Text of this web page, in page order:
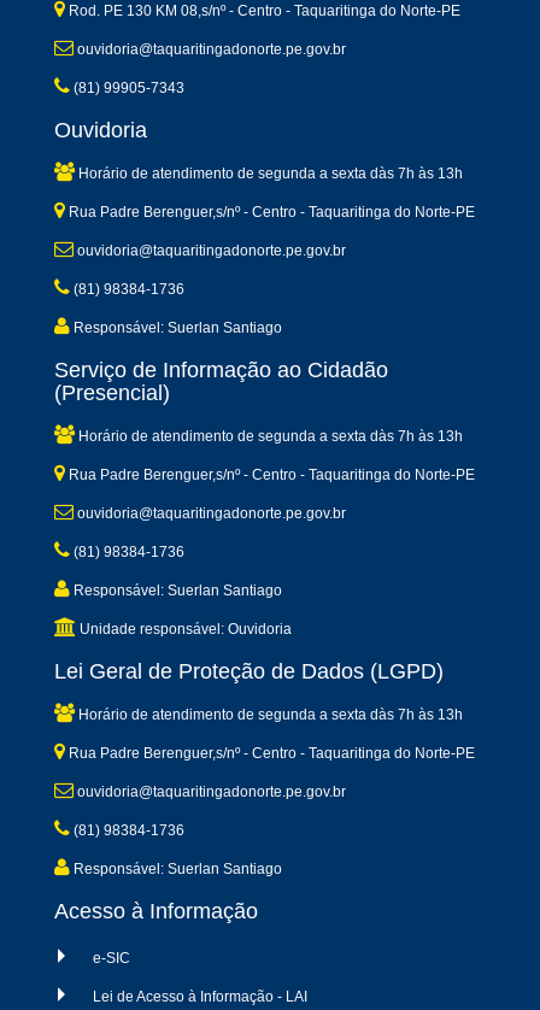
Rod. PE 130 KM 08,s/nº - Centro - Taquaritinga do Norte-PE
ouvidoria@taquaritingadonorte.pe.gov.br
(81) 99905-7343
Ouvidoria
Horário de atendimento de segunda a sexta dàs 7h às 13h
Rua Padre Berenguer,s/nº - Centro - Taquaritinga do Norte-PE
ouvidoria@taquaritingadonorte.pe.gov.br
(81) 98384-1736
Responsável: Suerlan Santiago
Serviço de Informação ao Cidadão
(Presencial)
Horário de atendimento de segunda a sexta dàs 7h às 13h
Rua Padre Berenguer,s/nº - Centro - Taquaritinga do Norte-PE
ouvidoria@taquaritingadonorte.pe.gov.br
(81) 98384-1736
Responsável: Suerlan Santiago
Unidade responsável: Ouvidoria
Lei Geral de Proteção de Dados (LGPD)
Horário de atendimento de segunda a sexta dàs 7h às 13h
Rua Padre Berenguer,s/nº - Centro - Taquaritinga do Norte-PE
ouvidoria@taquaritingadonorte.pe.gov.br
(81) 98384-1736
Responsável: Suerlan Santiago
Acesso à Informação
e-SIC
Lei de Acesso à Informação - LAI